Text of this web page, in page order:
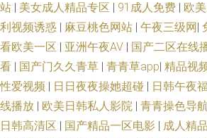
站 | 美女成人精品专区 | 91成人免费 | 欧
利视频诱惑 | 麻豆桃色网站 | 午夜三级网|
看欧美一区 | 亚洲午夜AV | 国产二区在线
看 | 国产门久久青草 | 青青草app| 精品视
性爱视频 | 日日夜夜操她超碰 | 日韩午夜
线播放 | 欧美日韩私人影院 | 青青操色导
日韩高清区 | 国产精品一区电影 | 成人精